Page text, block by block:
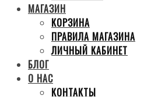
МАГАЗИН
КОРЗИНА
ПРАВИЛА МАГАЗИНА
ЛИЧНЫЙ КАБИНЕТ
БЛОГ
О НАС
КОНТАКТЫ